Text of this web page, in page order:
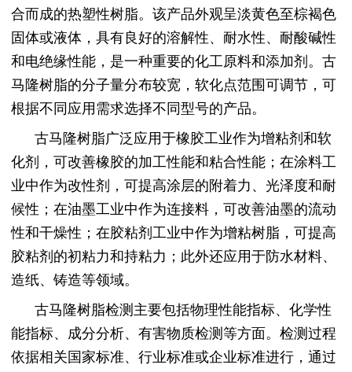
合而成的热塑性树脂。该产品外观呈淡黄色至棕褐色
固体或液体，具有良好的溶解性、耐水性、耐酸碱性
和电绝缘性能，是一种重要的化工原料和添加剂。古
马隆树脂的分子量分布较宽，软化点范围可调节，可
根据不同应用需求选择不同型号的产品。
古马隆树脂广泛应用于橡胶工业作为增粘剂和软
化剂，可改善橡胶的加工性能和粘合性能；在涂料工
业中作为改性剂，可提高涂层的附着力、光泽度和耐
候性；在油墨工业中作为连接料，可改善油墨的流动
性和干燥性；在胶粘剂工业中作为增粘树脂，可提高
胶粘剂的初粘力和持粘力；此外还应用于防水材料、
造纸、铸造等领域。
古马隆树脂检测主要包括物理性能指标、化学性
能指标、成分分析、有害物质检测等方面。检测过程
依据相关国家标准、行业标准或企业标准进行，通过